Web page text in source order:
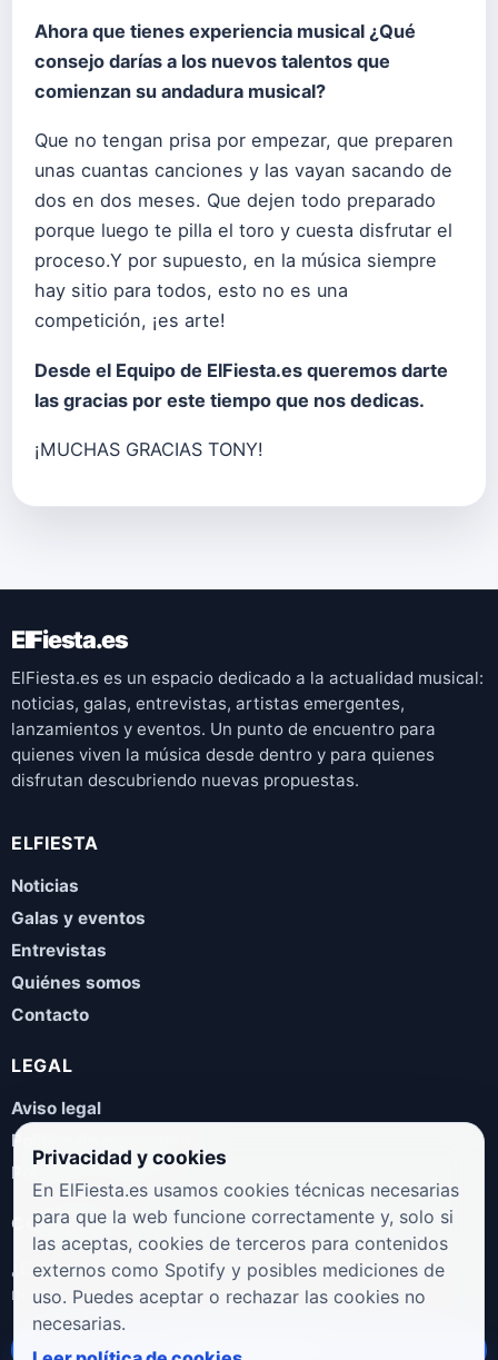
Ahora que tienes experiencia musical ¿Qué
consejo darías a los nuevos talentos que
comienzan su andadura musical?
Que no tengan prisa por empezar, que preparen
unas cuantas canciones y las vayan sacando de
dos en dos meses. Que dejen todo preparado
porque luego te pilla el toro y cuesta disfrutar el
proceso.Y por supuesto, en la música siempre
hay sitio para todos, esto no es una
competición, ¡es arte!
Desde el Equipo de ElFiesta.es queremos darte
las gracias por este tiempo que nos dedicas.
¡MUCHAS GRACIAS TONY!
ElFiesta.es
ElFiesta.es es un espacio dedicado a la actualidad musical:
noticias, galas, entrevistas, artistas emergentes,
lanzamientos y eventos. Un punto de encuentro para
quienes viven la música desde dentro y para quienes
disfrutan descubriendo nuevas propuestas.
ELFIESTA
Noticias
Galas y eventos
Entrevistas
Quiénes somos
Contacto
LEGAL
Aviso legal
Política de privacidad
Política de cookies
COLABORA
¿Eres artista, manager, sello o promotor? Envíanos tus
novedades, galas, entrevistas o propuestas musicales.
Enviar propuesta
Privacidad y cookies
En ElFiesta.es usamos cookies técnicas necesarias
para que la web funcione correctamente y, solo si
las aceptas, cookies de terceros para contenidos
externos como Spotify y posibles mediciones de
uso. Puedes aceptar o rechazar las cookies no
necesarias.